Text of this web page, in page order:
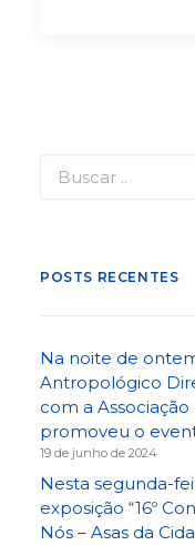
POSTS RECENTES
Na noite de
Antropológico
com a
promoveu o
19 de junho de 2024
Nesta segunda-
exposição “16º
Nós – Asas da